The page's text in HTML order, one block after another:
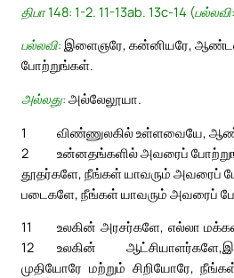
திபா 148: 1-2. 11-13ab. 13c-14
பல்லவி: இளைஞரே, கன்னியரே,
போற்றுங்கள்.
அல்லது: அல்லேலூயா.
1
விண்ணுலகில் உள்ளவையே,
உன்னதங்களில் அவரைப்
2
தூதர்களே, நீங்கள் யாவரும் அவரைப்
படைகளே, நீங்கள் யாவரும் அவரைப்
11
உலகின் அரசர்களே, எல்லா
உலகின் ஆட்சியாளர்களே,
12
முதியோரே மற்றும் சிறியோரே,